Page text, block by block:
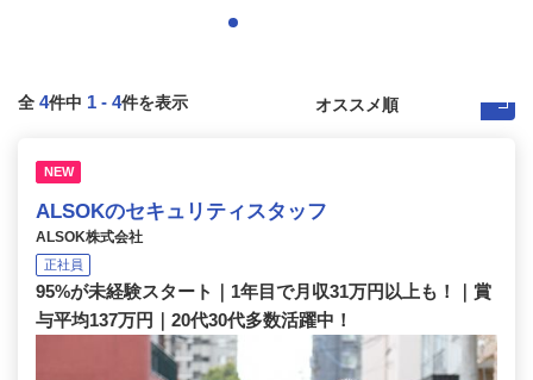
全 4件中 1 - 4件を表示
NEW
ALSOKのセキュリティスタッフ
ALSOK株式会社
正社員
95%が未経験スタート｜1年目で月収31万円以上も！｜賞
与平均137万円｜20代30代多数活躍中！